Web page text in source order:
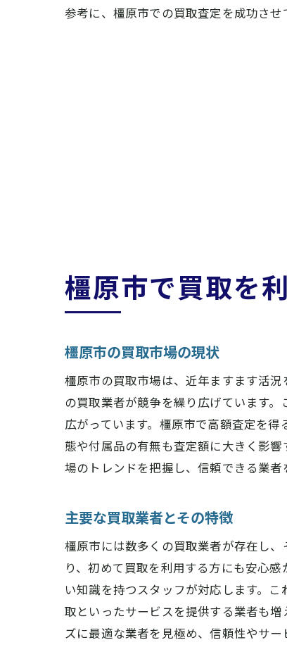
参考に、橿原市での買取査定を成功させ
橿原市で買取を
橿原市の買取市場の現状
橿原市の買取市場は、近年ますます活
の買取業者が競争を繰り広げています
広がっています。橿原市で高額査定を
態や付属品の有無も査定額に大きく影
場のトレンドを把握し、信頼できる業者
主要な買取業者とその特徴
橿原市には数多くの買取業者が存在し
り、初めて買取を利用する方にも安心
い知識を持つスタッフが対応します。
取といったサービスを提供する業者も
ズに最適な業者を見極め、信頼性やサー